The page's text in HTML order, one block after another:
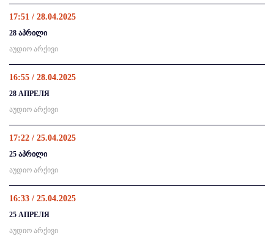
17:51 / 28.04.2025
28 აპრილი
აუდიო არქივი
16:55 / 28.04.2025
28 АПРЕЛЯ
აუდიო არქივი
17:22 / 25.04.2025
25 აპრილი
აუდიო არქივი
16:33 / 25.04.2025
25 АПРЕЛЯ
აუდიო არქივი